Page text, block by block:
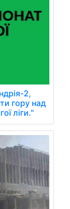
2,
гору над
ліги."